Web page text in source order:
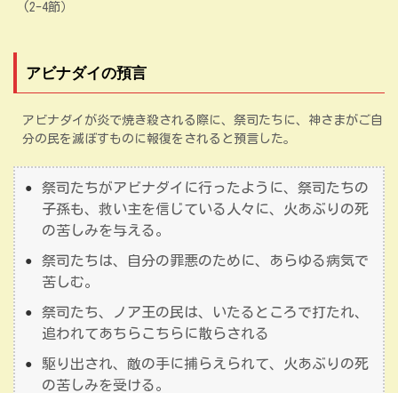
(2-4節）
アビナダイの預言
アビナダイが炎で焼き殺される際に、祭司たちに、神さまがご自
分の民を滅ぼすものに報復をされると預言した。
祭司たちがアビナダイに行ったように、祭司たちの
子孫も、救い主を信じている人々に、火あぶりの死
の苦しみを与える。
祭司たちは、自分の罪悪のために、あらゆる病気で
苦しむ。
祭司たち、ノア王の民は、いたるところで打たれ、
追われてあちらこちらに散らされる
駆り出され、敵の手に捕らえられて、火あぶりの死
の苦しみを受ける。